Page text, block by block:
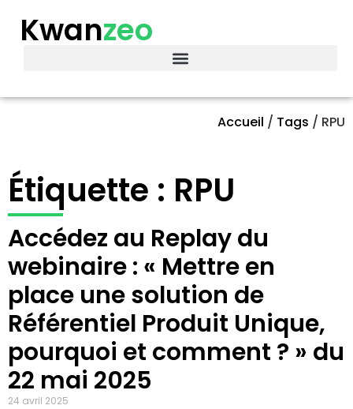
Kwanzeo
Accueil / Tags / RPU
Étiquette : RPU
Accédez au Replay du
webinaire : « Mettre en
place une solution de
Référentiel Produit Unique,
pourquoi et comment ? » du
22 mai 2025
24 avril 2025